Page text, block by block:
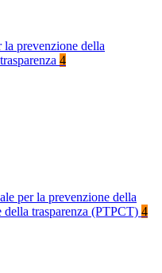
la prevenzione della
4
per la prevenzione della
della trasparenza (PTPCT) 4